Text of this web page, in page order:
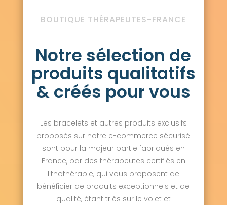
BOUTIQUE THÉRAPEUTES-FRANCE
Notre sélection de
produits qualitatifs
& créés pour vous
Les bracelets et autres produits exclusifs
proposés sur notre e-commerce sécurisé
sont pour la majeur partie fabriqués en
France, par des thérapeutes certifiés en
lithothérapie, qui vous proposent de
bénéficier de produits exceptionnels et de
qualité, étant triés sur le volet et